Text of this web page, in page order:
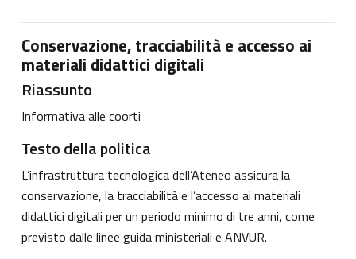
Conservazione, tracciabilità e accesso ai
materiali didattici digitali
Riassunto
Informativa alle coorti
Testo della politica
L’infrastruttura tecnologica dell’Ateneo assicura la
conservazione, la tracciabilità e l’accesso ai materiali
didattici digitali per un periodo minimo di tre anni, come
previsto dalle linee guida ministeriali e ANVUR.